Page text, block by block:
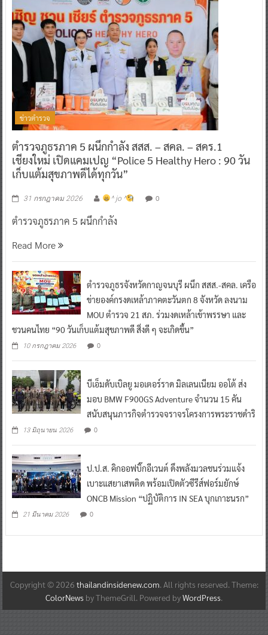
ข่าวตำรวจ
ตำรวจภูธรภาค 5 ผนึกกำลัง สสส. – สคล. – สคร.1
เชียงใหม่ เปิดแคมเปญ “Police 5 Healthy Hero : 90 วัน
เก็บแต้มสุขภาพดีได้ทุกวัน”
31 กรกฎาคม 2026 ^ jo ^ 0
ตำรวจภูธรภาค 5 ผนึกกำลัง
Read More
ตำรวจภูธรจังหวัดกาญจนบุรี ผนึก สสส.-สคล. เครือ
ข่ายองค์กรงดเหล้าภาคตะวันตก 8 จังหวัด ลงนาม
MOU ตำรวจ 21 สภ. ร่วมงดเหล้าเข้าพรรษา และ
ชวนคนไทย “90 วันเก็บแต้มสุขภาพดี สิ่งดี ๆ จะเกิดขึ้น”
10 กรกฎาคม 2026 0
บีเอ็มดับเบิลยู มอเตอร์ราด มิลเลนเนียม ออโต้ ส่ง
มอบ BMW F900GS Adventure จำนวน 15 คัน
สนับสนุนภารกิจตำรวจจราจรโครงการพระราชดำริ
13 มิถุนายน 2026 0
ป.ป.ส. คิกออฟบิ๊กอีเวนต์ ดึงพลังมวลชนร่วมแจ้ง
เบาะแสยาเสพติด พร้อมเปิดตัวซีรีส์ฟอร์มยักษ์
ONCB Mission “ปฏิบัติการ IN SEA บุกเกาะนรก”
21 มีนาคม 2026 0
Copyright © 2026 thailandinsidenew.com. All rights reserved. Theme:
ColorNews by ThemeGrill. Powered byWordPress.